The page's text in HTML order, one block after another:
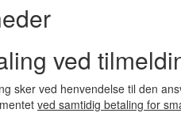
ved
sker ved henvendelse til den
ved samtidig betaling for